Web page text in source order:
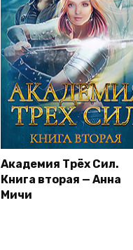
Академия Трёх Сил.
Книга вторая — Анна
Мичи